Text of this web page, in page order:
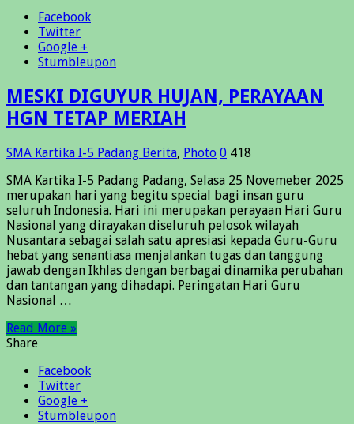
Facebook
Twitter
Google +
Stumbleupon
MESKI DIGUYUR HUJAN, PERAYAAN
HGN TETAP MERIAH
SMA Kartika I-5 Padang Berita, Photo 0 418
SMA Kartika I-5 Padang Padang, Selasa 25 Novemeber 2025
merupakan hari yang begitu special bagi insan guru
seluruh Indonesia. Hari ini merupakan perayaan Hari Guru
Nasional yang dirayakan diseluruh pelosok wilayah
Nusantara sebagai salah satu apresiasi kepada Guru-Guru
hebat yang senantiasa menjalankan tugas dan tanggung
jawab dengan Ikhlas dengan berbagai dinamika perubahan
dan tantangan yang dihadapi. Peringatan Hari Guru
Nasional …
Read More »
Share
Facebook
Twitter
Google +
Stumbleupon